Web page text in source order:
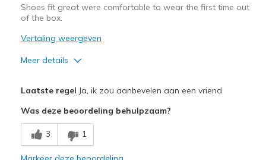
Shoes fit great were comfortable to wear the first time out
of the box.
Vertaling weergeven
Meer details
Durable
Stylish
Laatste regel Ja, ik zou aanbevelen aan een vriend
Was deze beoordeling behulpzaam?
3 1